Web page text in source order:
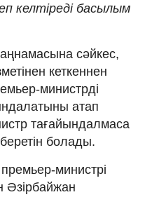
келтіреді басылым
сәйкес,
кеткеннен
министрді
атап
тағайындалмаса
болады.
министрі